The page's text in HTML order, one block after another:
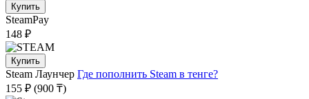
Купить
SteamPay
148 ₽
Купить
Steam Лаунчер Где пополнить Steam в тенге?
155 ₽ (900 ₸)